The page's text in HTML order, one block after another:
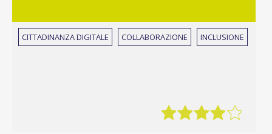
CITTADINANZA DIGITALE COLLABORAZIONE INCLUSIONE